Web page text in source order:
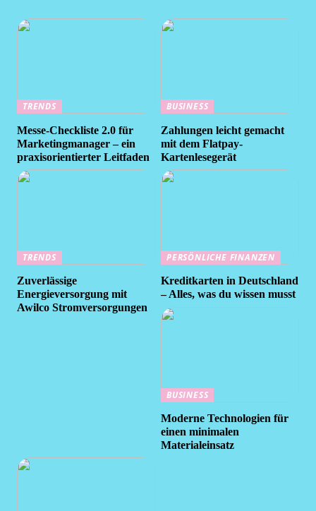
TRENDS
Messe-Checkliste 2.0 für
Marketingmanager – ein
praxisorientierter Leitfaden
BUSINESS
Zahlungen leicht gemacht
mit dem Flatpay-
Kartenlesegerät
TRENDS
Zuverlässige
Energieversorgung mit
Awilco Stromversorgungen
PERSÖNLICHE FINANZEN
Kreditkarten in Deutschland
– Alles, was du wissen musst
BUSINESS
Moderne Technologien für
einen minimalen
Materialeinsatz